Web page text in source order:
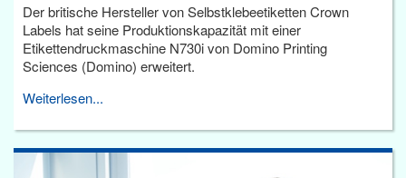
Der britische Hersteller von Selbstklebeetiketten Crown
Labels hat seine Produktionskapazität mit einer
Etikettendruckmaschine N730i von Domino Printing
Sciences (Domino) erweitert.
Weiterlesen...